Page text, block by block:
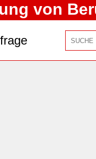
von